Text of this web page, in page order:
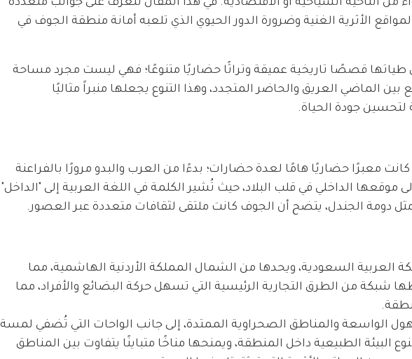
من الناحية السياحية أو الاقتصادية. في هذا المقال نتعرف على جوانب متعددة
الأثرية الغنية وضرورة الدور الحيوي الذي تلعبه أمانة منطقة الجوف في
قصصًا تاريخية عميقة وتراثًا حضاريًا متنوعًا؛ فهي ليست مجرد مساحة
الماضي العريق والحاضر المتجدد، وهذا التنوع يجعلها منبراً مثاليًا
لتحسين جودة الحياة.
معبرًا حضاريًا هامًا لعدة حضارات؛ بدءًا من العرب والبدو مرورًا بالفراعنة
الداخلي في قلب البلاد، حيث تُشير الكلمة في اللغة العربية إلى "الداخل"
مثل دومة الجندل، يتضح أن الجوف كانت ملتقى لثقافات متعددة عبر العصور.
السعودية، ويحدها من الشمال المملكة الأردنية الهاشمية، مما
شبكة من الطرق التجارية الرئيسية التي تسهل حركة البضائع والأفراد، مما
الواسعة والمناطق الصحراوية الممتدة، إلى جانب الواحات التي تُضفي لمسة
الطبيعية داخل المنطقة، ويمنحها مناخًا متباينًا يتفاوت بين المناطق